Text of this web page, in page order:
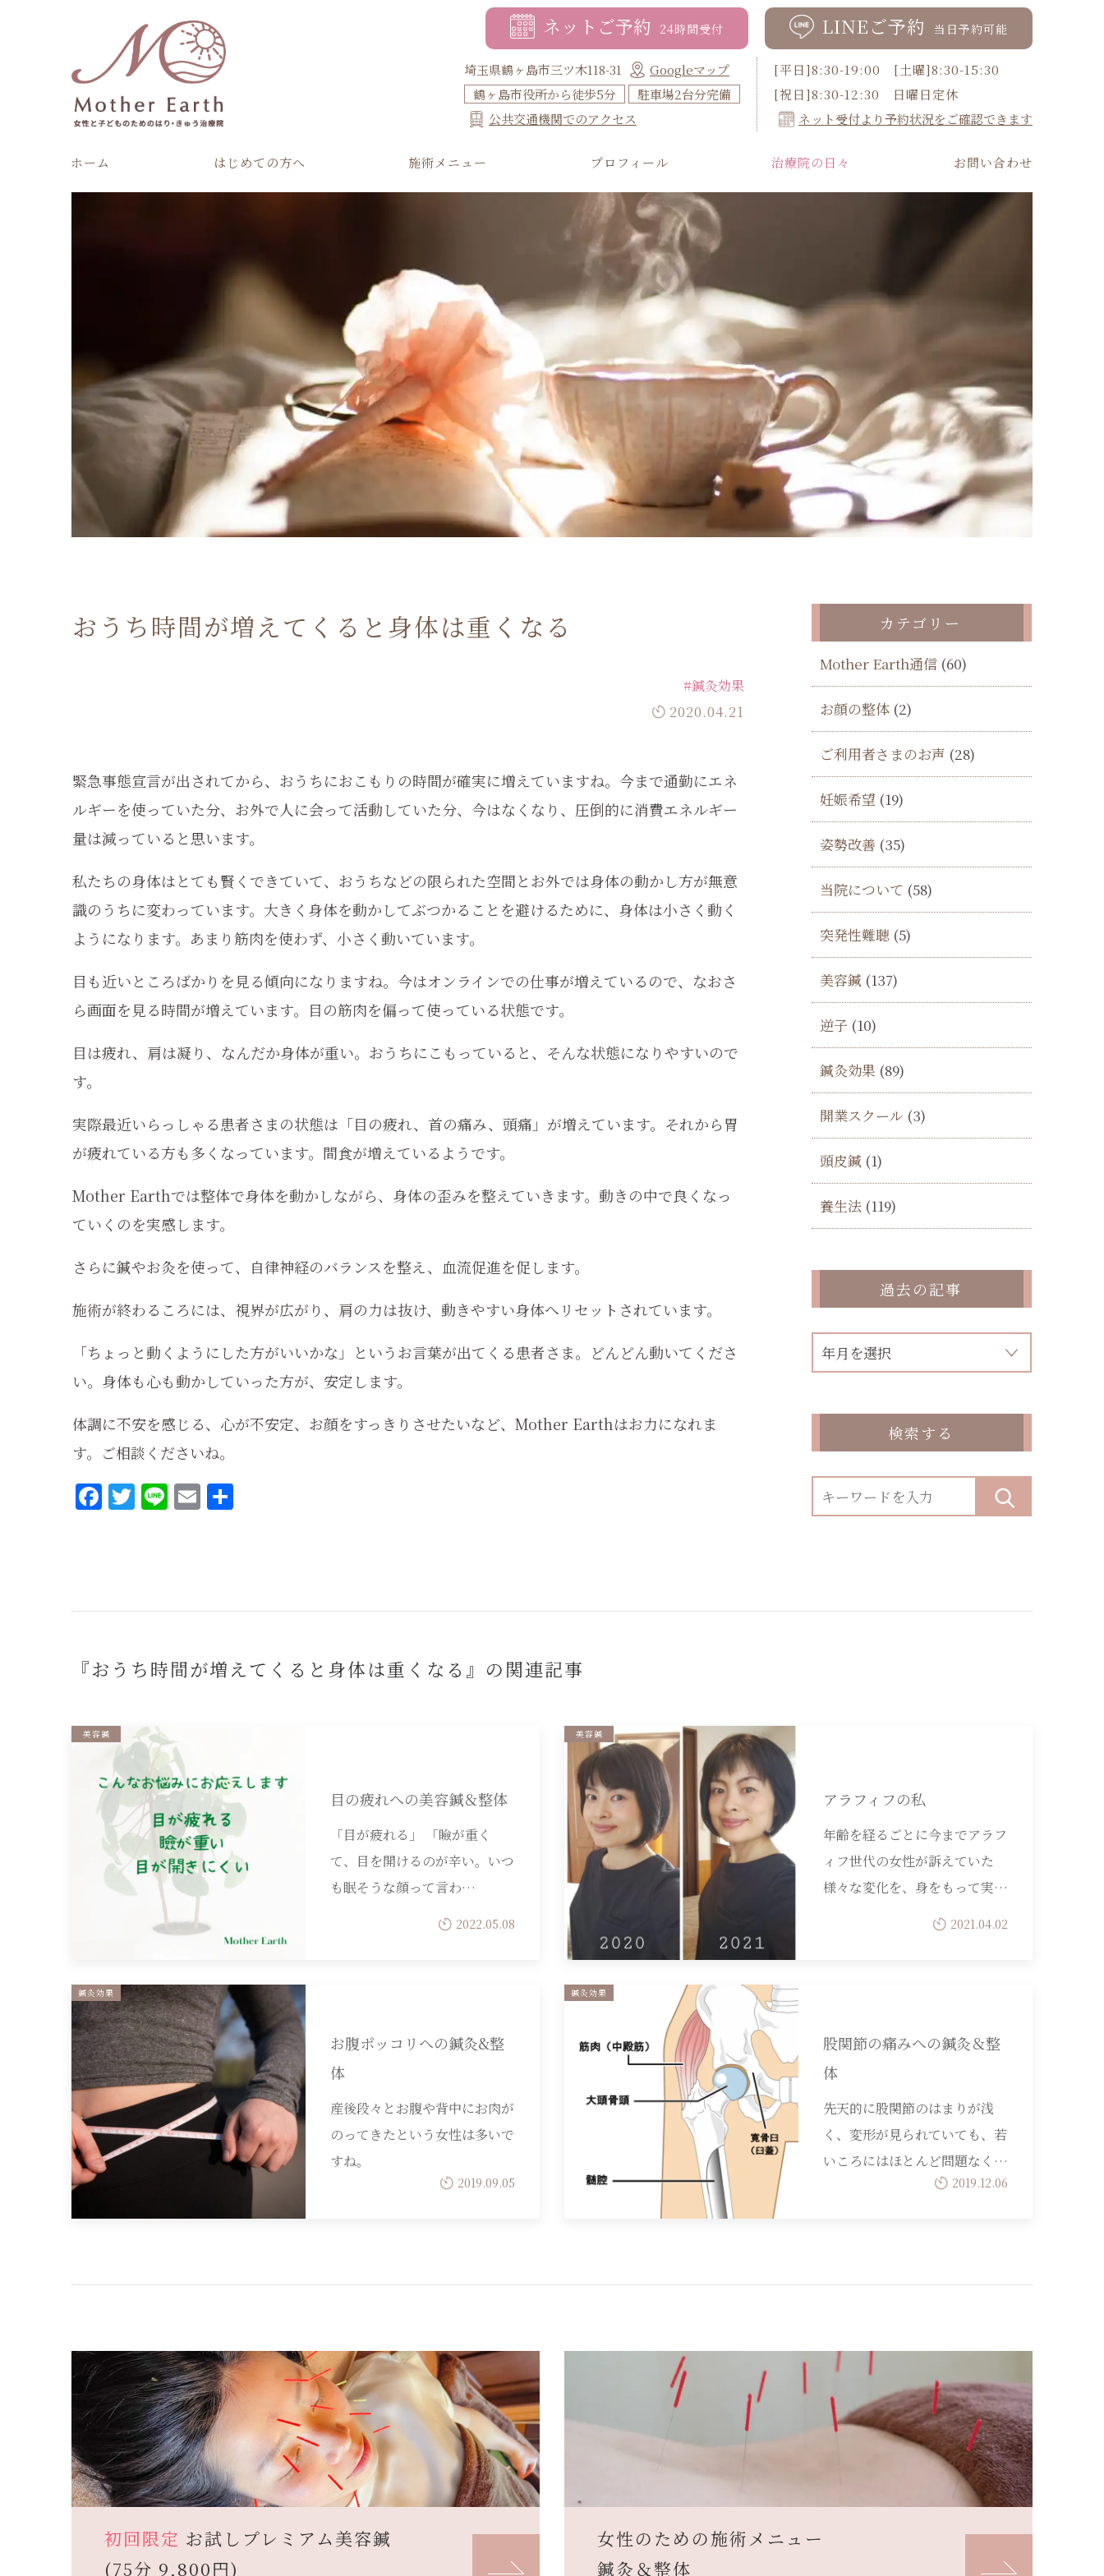
ネットご予約 24時間受付 LINEご予約 当日予約可能
埼玉県鶴ヶ島市三ツ木118-31
Googleマップ
鶴ヶ島市役所から徒歩5分
駐車場2台分完備
公共交通機関でのアクセス
[平日]8:30-19:00 [土曜]8:30-15:30
[祝日]8:30-12:30 日曜日定休
ネット受付より予約状況をご確認できます
ホーム はじめての方へ 施術メニュー プロフィール 治療院の日々 お問い合わせ
おうち時間が増えてくると身体は重くなる
#鍼灸効果
2020.04.21
緊急事態宣言が出されてから、おうちにおこもりの時間が確実に増えていますね。今まで通勤にエネ
ルギーを使っていた分、お外で人に会って活動していた分、今はなくなり、圧倒的に消費エネルギー
量は減っていると思います。
私たちの身体はとても賢くできていて、おうちなどの限られた空間とお外では身体の動かし方が無意
識のうちに変わっています。大きく身体を動かしてぶつかることを避けるために、身体は小さく動く
ようになります。あまり筋肉を使わず、小さく動いています。
目も近いところばかりを見る傾向になりますね。今はオンラインでの仕事が増えているので、なおさ
ら画面を見る時間が増えています。目の筋肉を偏って使っている状態です。
目は疲れ、肩は凝り、なんだか身体が重い。おうちにこもっていると、そんな状態になりやすいので
す。
実際最近いらっしゃる患者さまの状態は「目の疲れ、首の痛み、頭痛」が増えています。それから胃
が疲れている方も多くなっています。間食が増えているようです。
Mother Earthでは整体で身体を動かしながら、身体の歪みを整えていきます。動きの中で良くなっ
ていくのを実感します。
さらに鍼やお灸を使って、自律神経のバランスを整え、血流促進を促します。
施術が終わるころには、視界が広がり、肩の力は抜け、動きやすい身体へリセットされています。
「ちょっと動くようにした方がいいかな」というお言葉が出てくる患者さま。どんどん動いてくださ
い。身体も心も動かしていった方が、安定します。
体調に不安を感じる、心が不安定、お顔をすっきりさせたいなど、Mother Earthはお力になれま
す。ご相談くださいね。
Facebook
Twitter
LineEmail
カテゴリー
Mother Earth通信 (60)
お顔の整体 (2)
ご利用者さまのお声 (28)
妊娠希望 (19)
姿勢改善 (35)
当院について (58)
突発性難聴 (5)
美容鍼 (137)
逆子 (10)
鍼灸効果 (89)
開業スクール (3)
頭皮鍼 (1)
養生法 (119)
過去の記事
検索する
『おうち時間が増えてくると身体は重くなる』の関連記事
美容鍼
目の疲れへの美容鍼＆整体
「目が疲れる」 「瞼が重く
て、目を開けるのが辛い。いつ
も眠そうな顔って言わ…
2022.05.08
美容鍼
アラフィフの私
年齢を経るごとに今までアラフ
ィフ世代の女性が訴えていた
様々な変化を、身をもって実…
2021.04.02
鍼灸効果
お腹ポッコリへの鍼灸&整
体
産後段々とお腹や背中にお肉が
のってきたという女性は多いで
すね。
2019.09.05
鍼灸効果
股関節の痛みへの鍼灸＆整
体
先天的に股関節のはまりが浅
く、変形が見られていても、若
いころにはほとんど問題なく…
2019.12.06
初回限定 お試しプレミアム美容鍼
(75分 9,800円)
女性のための施術メニュー
鍼灸＆整体